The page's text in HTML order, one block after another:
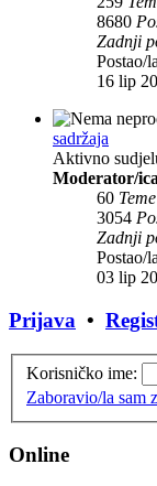
8680
Zadnji
Postao/
16 lip
sadržaja
Aktivno
Moderator/
60 Teme
3054
Zadnji
Postao/
03 lip
Prijava •
Korisničko ime:
Zaboravio/la sam
Online